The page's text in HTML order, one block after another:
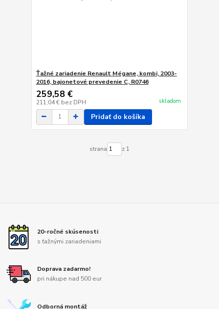
Ťažné zariadenie Renault Mégane, kombi, 2003-
2016, bajonetové prevedenie C, R0746
259,58 €
211,04 € bez DPH skladom
Pridať do košíka
strana z 1
20-ročné skúsenosti
s ťažnými zariadeniami
Doprava zadarmo!
pri nákupe nad 500 eur
Odborná montáž